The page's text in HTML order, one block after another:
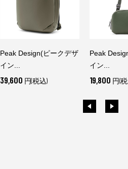
Peak Design(ピークデザ
イン...
39,600 円(税込)
Peak
イン...
19,800 円(